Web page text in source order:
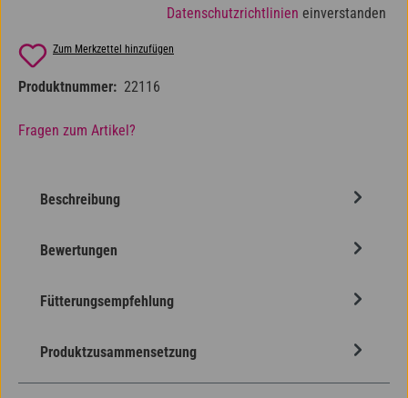
Datenschutzrichtlinien einverstanden
Zum Merkzettel hinzufügen
Produktnummer: 22116
Fragen zum Artikel?
Beschreibung
Bewertungen
Fütterungsempfehlung
Produktzusammensetzung